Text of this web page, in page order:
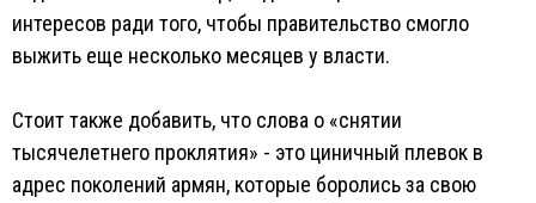
интересов ради того, чтобы правительство смогло
выжить еще несколько месяцев у власти.
Стоит также добавить, что слова о «снятии
тысячелетнего проклятия» - это циничный плевок в
адрес поколений армян, которые боролись за свою